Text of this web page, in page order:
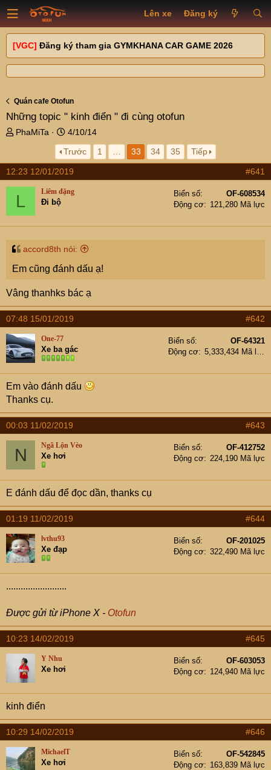
Lên xe Đăng ký
[VGC] Đăng ký tham gia GYMKHANA CAR GAME 2026
Quán cafe Otofun
Những topic " kinh điển " đi cùng otofun
T
e
a
d
t
r
PhaMiTa
N
g
à
y
g
ử
4/10/14
Trước
1 33 34 35 Tiếp
12:23 12/01/2019 #641
L Liêm đặng
Đi bộ
Biển số
OF-608534
Động cơ
121,280 Mã lực
accord8th nói:
Em cũng đánh dấu ạ!
Vâng thanhks bác ạ
07:48 15/01/2019 #642
One-77
Xe ba gác
Biển số
OF-64321
Động cơ
5,333,434 Mã lực
Em vào đánh dấu
Thanks cụ.
00:03 11/02/2019 #643
N Ngã Lộn Vèo
Xe hơi
Biển số
OF-412752
Động cơ
224,190 Mã lực
E đánh dấu để đọc dần, thanks cụ
01:19 11/02/2019 #644
lvthu93
Xe đạp
Biển số
OF-201025
Động cơ
322,490 Mã lực
.........................
Được gửi từ iPhone X - Otofun
10:23 14/02/2019 #645
Y Nhu
Xe hơi
Biển số
OF-603053
Động cơ
124,940 Mã lực
kinh điển
10:29 14/02/2019 #646
MichaelT
Xe hơi
Biển số
OF-542845
Động cơ
163,839 Mã lực